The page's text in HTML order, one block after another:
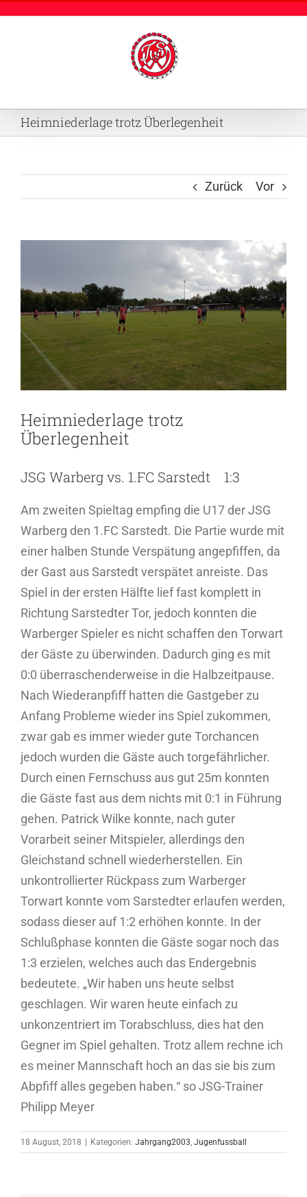
Heimniederlage trotz Überlegenheit
Zurück Vor
Bild
Heimniederlage trotz
Überlegenheit
JSG Warberg vs. 1.FC Sarstedt 1:3
Am zweiten Spieltag empfing die U17 der JSG
Warberg den 1.FC Sarstedt. Die Partie wurde mit
einer halben Stunde Verspätung angepfiffen, da
der Gast aus Sarstedt verspätet anreiste. Das
Spiel in der ersten Hälfte lief fast komplett in
Richtung Sarstedter Tor, jedoch konnten die
Warberger Spieler es nicht schaffen den Torwart
der Gäste zu überwinden. Dadurch ging es mit
0:0 überraschenderweise in die Halbzeitpause.
Nach Wiederanpfiff hatten die Gastgeber zu
Anfang Probleme wieder ins Spiel zukommen,
zwar gab es immer wieder gute Torchancen
jedoch wurden die Gäste auch torgefährlicher.
Durch einen Fernschuss aus gut 25m konnten
die Gäste fast aus dem nichts mit 0:1 in Führung
gehen. Patrick Wilke konnte, nach guter
Vorarbeit seiner Mitspieler, allerdings den
Gleichstand schnell wiederherstellen. Ein
unkontrollierter Rückpass zum Warberger
Torwart konnte vom Sarstedter erlaufen werden,
sodass dieser auf 1:2 erhöhen konnte. In der
Schlußphase konnten die Gäste sogar noch das
1:3 erzielen, welches auch das Endergebnis
bedeutete. „Wir haben uns heute selbst
geschlagen. Wir waren heute einfach zu
unkonzentriert im Torabschluss, dies hat den
Gegner im Spiel gehalten. Trotz allem rechne ich
es meiner Mannschaft hoch an das sie bis zum
Abpfiff alles gegeben haben.“ so JSG-Trainer
Philipp Meyer
18 August, 2018 | Kategorien: Jahrgang2003 Jugenfussball